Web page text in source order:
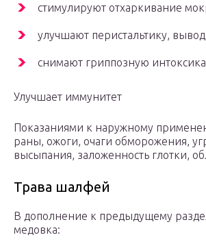
стимулируют отхаркивание
улучшают перистальтику,
снимают гриппозную
Улучшает иммунитет
Показаниями к наружному
раны, ожоги, очаги обморожения,
высыпания, заложенность глотки,
Трава шалфей
В дополнение к предыдущему
медовка: